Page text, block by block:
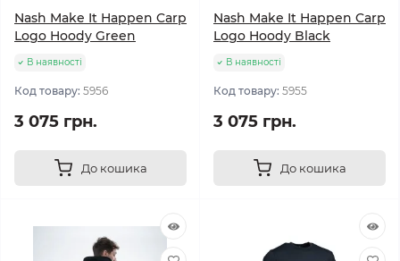
Nash Make It Happen Carp
Logo Hoody Green
В наявності
Код товару: 5956
3 075 грн.
До кошика
Nash Make It Happen Carp
Logo Hoody Black
В наявності
Код товару: 5955
3 075 грн.
До кошика